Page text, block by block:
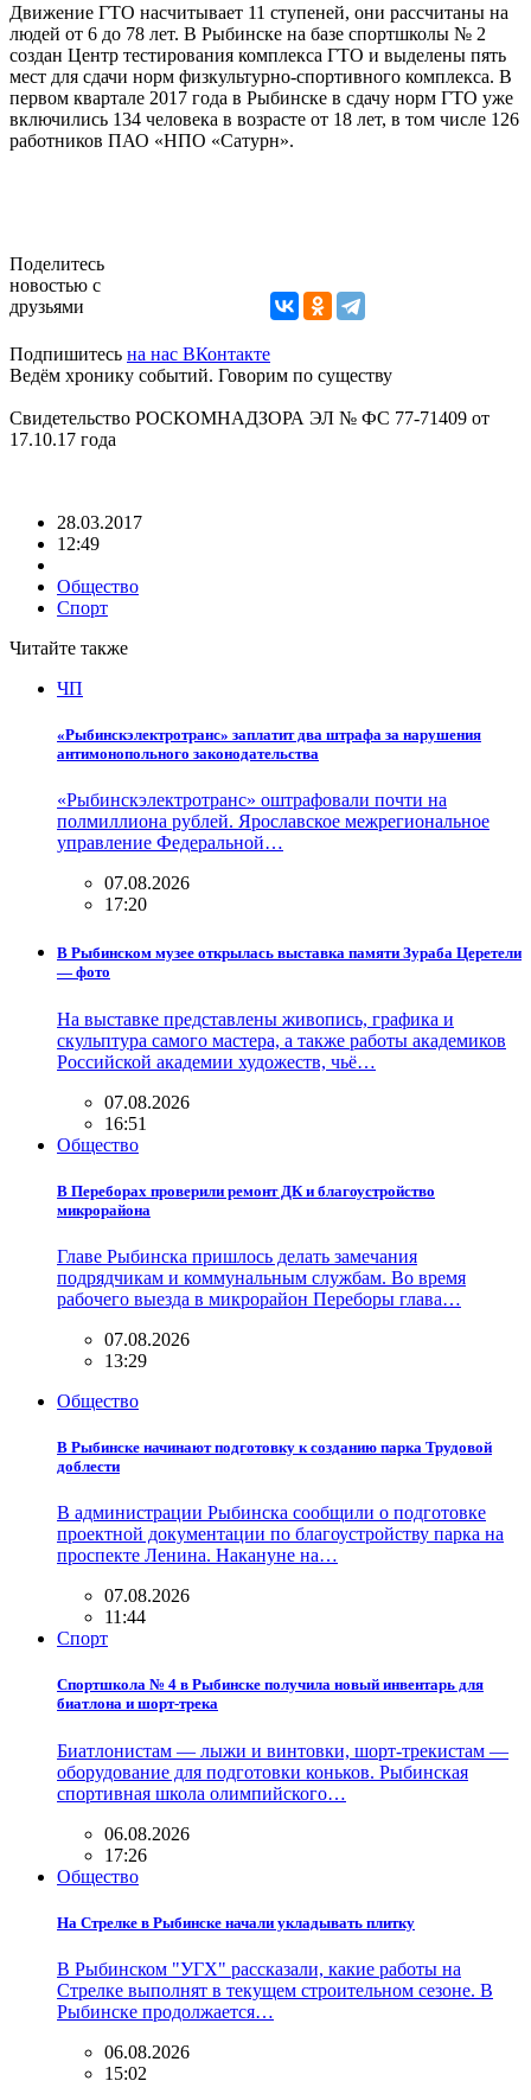
Движение ГТО насчитывает 11 ступеней, они рассчитаны на
людей от 6 до 78 лет. В Рыбинске на базе спортшколы № 2
создан Центр тестирования комплекса ГТО и выделены пять
мест для сдачи норм физкультурно-спортивного комплекса. В
первом квартале 2017 года в Рыбинске в сдачу норм ГТО уже
включились 134 человека в возрасте от 18 лет, в том числе 126
работников ПАО «НПО «Сатурн».
Поделитесь
новостью с
друзьями
Подпишитесь на нас ВКонтакте
Ведём хронику событий. Говорим по существу
Свидетельство РОСКОМНАДЗОРА ЭЛ № ФС 77-71409 от
17.10.17 года
28.03.2017
12:49
Общество
Спорт
Читайте также
ЧП
«Рыбинскэлектротранс» заплатит два штрафа за нарушения
антимонопольного законодательства
«Рыбинскэлектротранс» оштрафовали почти на
полмиллиона рублей. Ярославское межрегиональное
управление Федеральной…
07.08.2026
17:20
В Рыбинском музее открылась выставка памяти Зураба Церетели
— фото
На выставке представлены живопись, графика и
скульптура самого мастера, а также работы академиков
Российской академии художеств, чьё…
07.08.2026
16:51
Общество
В Переборах проверили ремонт ДК и благоустройство
микрорайона
Главе Рыбинска пришлось делать замечания
подрядчикам и коммунальным службам. Во время
рабочего выезда в микрорайон Переборы глава…
07.08.2026
13:29
Общество
В Рыбинске начинают подготовку к созданию парка Трудовой
доблести
В администрации Рыбинска сообщили о подготовке
проектной документации по благоустройству парка на
проспекте Ленина. Накануне на…
07.08.2026
11:44
Спорт
Спортшкола № 4 в Рыбинске получила новый инвентарь для
биатлона и шорт-трека
Биатлонистам — лыжи и винтовки, шорт-трекистам —
оборудование для подготовки коньков. Рыбинская
спортивная школа олимпийского…
06.08.2026
17:26
Общество
На Стрелке в Рыбинске начали укладывать плитку
В Рыбинском "УГХ" рассказали, какие работы на
Стрелке выполнят в текущем строительном сезоне. В
Рыбинске продолжается…
06.08.2026
15:02